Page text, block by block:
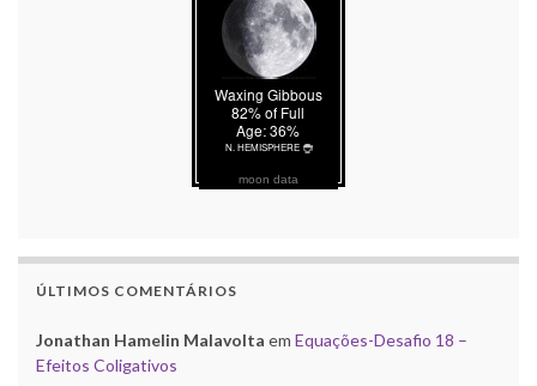
moon data
ÚLTIMOS COMENTÁRIOS
Jonathan Hamelin Malavolta em Equações-Desafio 18 –
Efeitos Coligativos